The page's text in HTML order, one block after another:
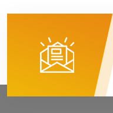
バラスト
台
詳細を見る
ユニバー